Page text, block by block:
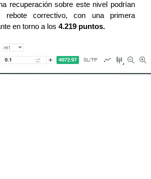
recuperación sobre este nivel podrían
correctivo, con una primera
en torno a los 4.219 puntos.